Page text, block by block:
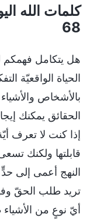
كلمات الله
68
هل يتكامل فهمكم
الحياة الواقعيّة
بالأشخاص
الحقائق يمكنك
إذا كنت لا تعرف
قابلتها ولكنك
النهج أعمى إلى حدٍّ
تريد طلب الحقّ
أيّ نوعٍ من